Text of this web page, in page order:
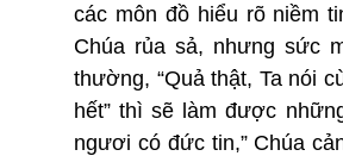
các môn đồ hiểu rõ niềm
Chúa rủa sả, nhưng sức
thường, “Quả thật, Ta nói
hết” thì sẽ làm được
ngươi có đức tin,” Chúa